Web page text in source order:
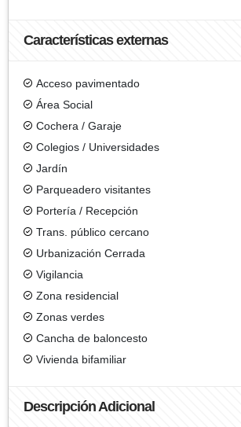
Características externas
Acceso pavimentado
Área Social
Cochera / Garaje
Colegios / Universidades
Jardín
Parqueadero visitantes
Portería / Recepción
Trans. público cercano
Urbanización Cerrada
Vigilancia
Zona residencial
Zonas verdes
Cancha de baloncesto
Vivienda bifamiliar
Descripción Adicional